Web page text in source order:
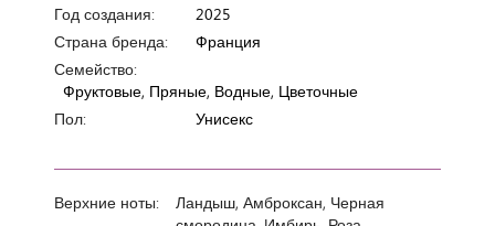
Год создания:
2025
Страна бренда:
Франция
Семейство:
Фруктовые, Пряные, Водные, Цветочные
Пол:
Унисекс
Верхние ноты:
Ландыш, Амброксан, Черная